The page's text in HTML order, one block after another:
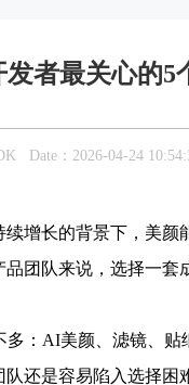
者最关心的5
Date：2026-04-24
增长的背景下，美颜
团队来说，选择一套
多：AI美颜、滤镜、
还是容易陷入选择困